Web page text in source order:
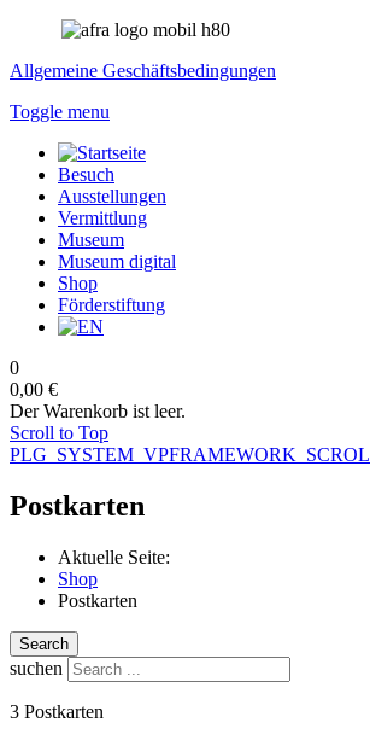
Allgemeine Geschäftsbedingungen
Toggle menu
Besuch
Ausstellungen
Vermittlung
Museum
Museum digital
Shop
Förderstiftung
0
0,00 €
Der Warenkorb ist leer.
Scroll to Top
Postkarten
Aktuelle Seite:
Shop
Postkarten
Search
suchen
3 Postkarten